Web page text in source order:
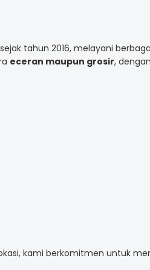
tahun 2016, melayani
eceran maupun grosir,
kami berkomitmen untuk